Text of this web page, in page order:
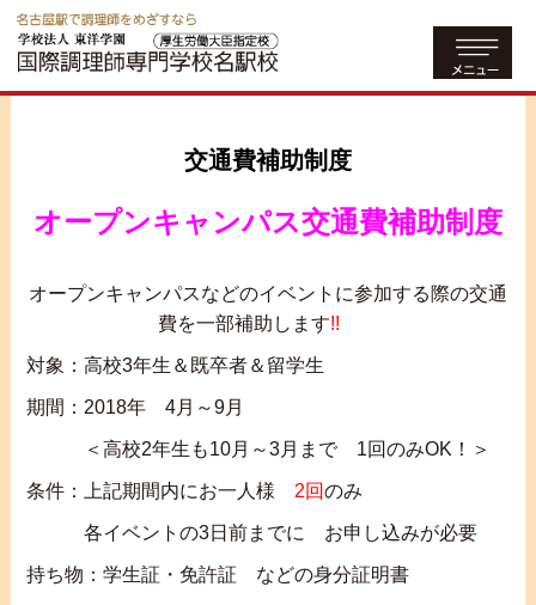
交通費補助制度
オープンキャンパス交通費補助制度
オープンキャンパスなどのイベントに参加する際の交通
費を一部補助します!!
対象：高校3年生＆既卒者＆留学生
期間：2018年 4月～9月
＜高校2年生も10月～3月まで 1回のみOK！＞
条件：上記期間内にお一人様 2回のみ
各イベントの3日前までに お申し込みが必要
持ち物：学生証・免許証 などの身分証明書